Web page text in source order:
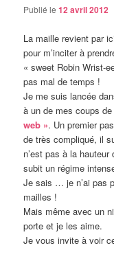
Publié le12 avril 2012
La maille revient par
pour m’inciter à
« sweet Robin Wrist-
pas mal de temps !
Je me suis lancée
à un de mes coups
web ». Un premier
de très compliqué, il
n’est pas à la
subit un régime
Je sais … je n’ai pas
mailles !
Mais même avec un
porte et je les aime.
Je vous invite à voir